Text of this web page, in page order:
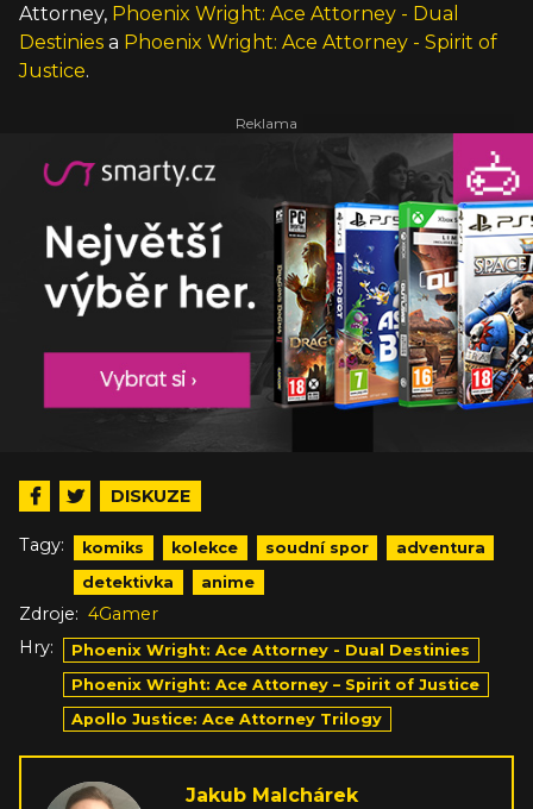
Attorney, Phoenix Wright: Ace Attorney - Dual
Destinies a Phoenix Wright: Ace Attorney - Spirit of
Justice.
DISKUZE
Tagy: komiks kolekce soudní spor
adventura
detektivka
anime
Zdroje: 4Gamer
Hry:
Phoenix Wright: Ace Attorney - Dual Destinies
Phoenix Wright: Ace Attorney – Spirit of Justice
Apollo Justice: Ace Attorney Trilogy
Jakub Malchárek